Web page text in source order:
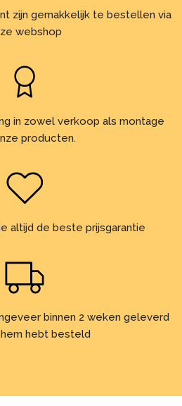
zijn gemakkelijk te bestellen via
webshop
in zowel verkoop als montage
producten.
altijd de beste prijsgarantie
binnen 2 weken geleverd
hebt besteld